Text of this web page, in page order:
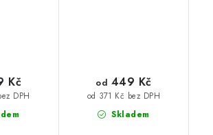
DPH
Kč
Skladem
od 371 Kč bez DPH
od 449 Kč